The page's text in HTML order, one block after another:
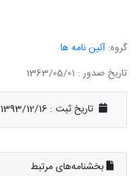
گروه:آئین نامه ها
تاریخ صدور : 1363/05/01
تاریخ ثبت : 1393/12/16
بخشنامه‌های مرتبط